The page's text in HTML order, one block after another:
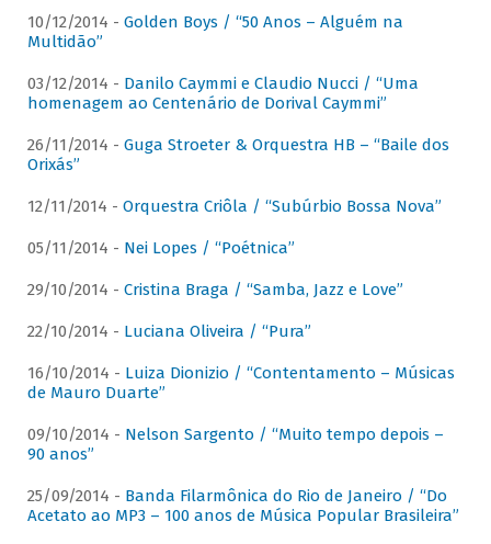
10/12/2014 - Golden Boys / “50 Anos – Alguém na
Multidão”
03/12/2014 - Danilo Caymmi e Claudio Nucci / “Uma
homenagem ao Centenário de Dorival Caymmi”
26/11/2014 - Guga Stroeter & Orquestra HB – “Baile dos
Orixás”
12/11/2014 - Orquestra Criôla / “Subúrbio Bossa Nova”
05/11/2014 - Nei Lopes / “Poétnica”
29/10/2014 - Cristina Braga / “Samba, Jazz e Love”
22/10/2014 - Luciana Oliveira / “Pura”
16/10/2014 - Luiza Dionizio / “Contentamento – Músicas
de Mauro Duarte”
09/10/2014 - Nelson Sargento / “Muito tempo depois –
90 anos”
25/09/2014 - Banda Filarmônica do Rio de Janeiro / “Do
Acetato ao MP3 – 100 anos de Música Popular Brasileira”